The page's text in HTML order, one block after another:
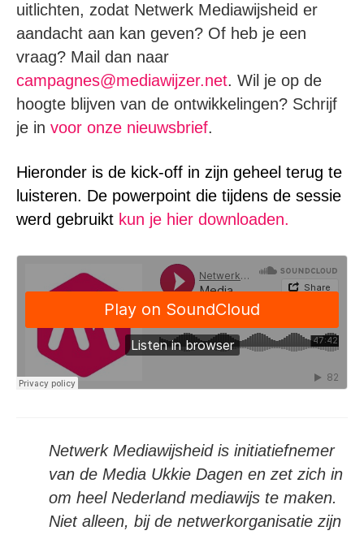
uitlichten, zodat Netwerk Mediawijsheid er
aandacht aan kan geven? Of heb je een
vraag? Mail dan naar
campagnes@mediawijzer.net. Wil je op de
hoogte blijven van de ontwikkelingen? Schrijf
je in voor onze nieuwsbrief.
Hieronder is de kick-off in zijn geheel terug te
luisteren. De powerpoint die tijdens de sessie
werd gebruikt kun je hier downloaden.
Netwerk Mediawijsheid is initiatiefnemer
van de Media Ukkie Dagen en zet zich in
om heel Nederland mediawijs te maken.
Niet alleen, bij de netwerkorganisatie zijn